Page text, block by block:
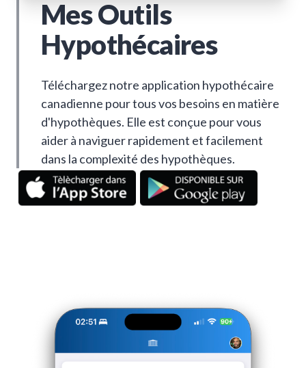
Mes Outils
Hypothécaires
Téléchargez notre application hypothécaire
canadienne pour tous vos besoins en matière
d'hypothèques. Elle est conçue pour vous
aider à naviguer rapidement et facilement
dans la complexité des hypothèques.